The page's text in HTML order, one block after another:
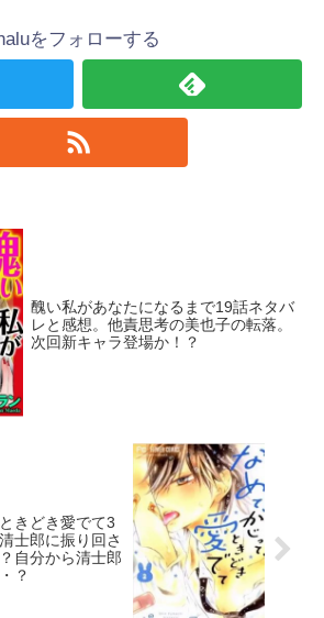
をフォローする
醜い私があなたになるまで19話ネタバ
レと感想。他責思考の美也子の転落。
次回新キャラ登場か！？
きどき愛でて3
士郎に振り回さ
自分から清士郎
？